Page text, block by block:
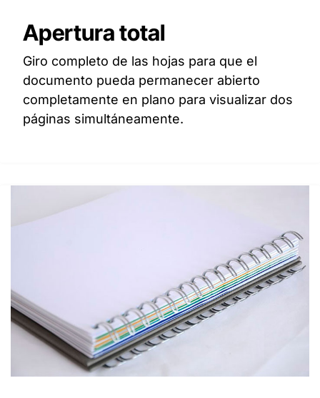
Apertura total
Giro completo de las hojas para que el
documento pueda permanecer abierto
completamente en plano para visualizar dos
páginas simultáneamente.